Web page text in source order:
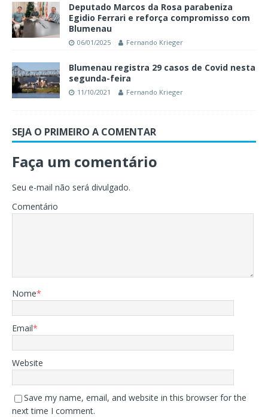
Deputado Marcos da Rosa parabeniza
Egidio Ferrari e reforça compromisso com
Blumenau
06/01/2025 Fernando Krieger
Blumenau registra 29 casos de Covid nesta
segunda-feira
11/10/2021 Fernando Krieger
SEJA O PRIMEIRO A COMENTAR
Faça um comentário
Seu e-mail não será divulgado.
Comentário
Nome*
Email*
Website
Save my name, email, and website in this browser for the
next time I comment.